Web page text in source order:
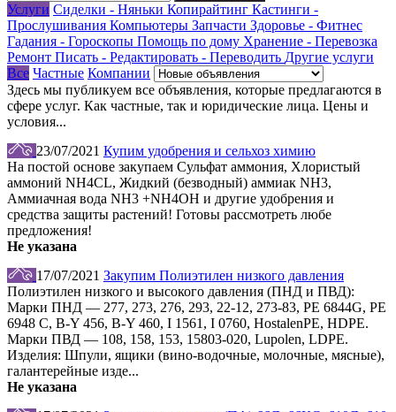
Услуги Сиделки - Няньки Копирайтинг Кастинги -
Прослушивания Компьютеры Запчасти Здоровье - Фитнес
Гадания - Гороскопы Помощь по дому Хранение - Перевозка
Ремонт Писать - Редактировать - Переводить Другие услуги
Все Частные Компании
Здесь мы публикуем все объявления, которые предлагаются в
сфере услуг. Как частные, так и юридические лица. Цены и
условия...
23/07/2021 Купим удобрения и сельхоз химию
На постой основе закупаем Сульфат аммония, Хлористый
аммоний NH4CL, Жидкий (безводный) аммиак NH3,
Аммиачная вода NH3 +NH4OH и другие удобрения и
средства защиты растений! Готовы рассмотреть любе
предложения!
Не указана
17/07/2021 Закупим Полиэтилен низкого давления
Полиэтилен низкого и высокого давления (ПНД и ПВД):
Марки ПНД — 277, 273, 276, 293, 22-12, 273-83, PE 6844G, PE
6948 C, B-Y 456, B-Y 460, I 1561, I 0760, HostalenPE, HDPE.
Марки ПВД — 108, 158, 153, 15803-020, Lupolen, LDPE.
Изделия: Шпули, ящики (вино-водочные, молочные, мясные),
галантерейные изде...
Не указана